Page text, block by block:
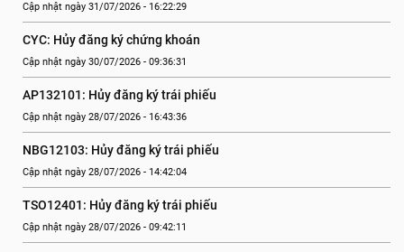
Cập nhật ngày 31/07/2026 - 16:22:29
CYC: Hủy đăng ký chứng khoán
Cập nhật ngày 30/07/2026 - 09:36:31
AP132101: Hủy đăng ký trái phiếu
Cập nhật ngày 28/07/2026 - 16:43:36
NBG12103: Hủy đăng ký trái phiếu
Cập nhật ngày 28/07/2026 - 14:42:04
TSO12401: Hủy đăng ký trái phiếu
Cập nhật ngày 28/07/2026 - 09:42:11